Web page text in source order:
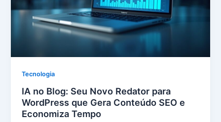
Tecnologia
IA no Blog: Seu Novo Redator para
WordPress que Gera Conteúdo SEO e
Economiza Tempo